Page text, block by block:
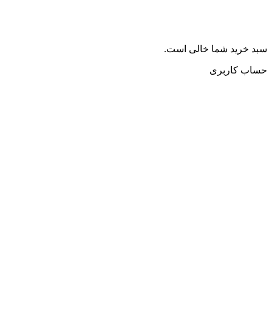
سبد خرید شما خالی است.
حساب کاربری